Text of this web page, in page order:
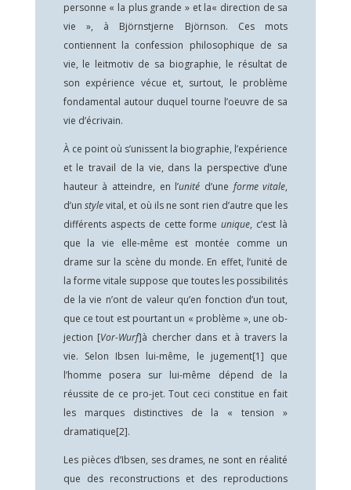
personne « la plus grande » et la« direction de sa
vie », à Björnstjerne Björnson. Ces mots
contiennent la confession philosophique de sa
vie, le leitmotiv de sa biographie, le résultat de
son expérience vécue et, surtout, le problème
fondamental autour duquel tourne l’oeuvre de sa
vie d’écrivain.
À ce point où s’unissent la biographie, l’expérience
et le travail de la vie, dans la perspective d’une
hauteur à atteindre, en l’unité d’une forme vitale,
d’un stylevital, et où ils ne sont rien d’autre que les
différents aspects de cette formeunique, c’est là
que la vie elle-même est montée comme un
drame sur la scène du monde. En effet, l’unité de
la forme vitale suppose que toutes les possibilités
de la vie n’ont de valeur qu’en fonction d’un tout,
que ce tout est pourtant un « problème », une ob-
jection [Vor-Wurf]à chercher dans et à travers la
vie. Selon Ibsen lui-même, le jugement[1] que
l’homme posera sur lui-même dépend de la
réussite de ce pro-jet. Tout ceci constitue en fait
les marques distinctives de la « tension »
dramatique[2].
Les pièces d’Ibsen, ses drames, ne sont en réalité
que des reconstructions et des reproductions